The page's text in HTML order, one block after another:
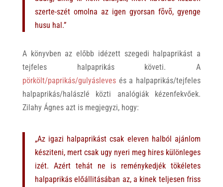
szerte-szét omolna az igen gyorsan fõvõ, gyenge
husu hal.”
A könyvben az előbb idézett szegedi halpaprikást a
tejfeles halpaprikás követi. A
pörkölt/paprikás/gulyáslevesés a halpaprikás/tejfeles
halpaprikás/halászlé közti analógiák kézenfekvőek.
Zilahy Ágnes azt is megjegyzi, hogy:
„Az igazi halpaprikást csak eleven halból ajánlom
késziteni, mert csak ugy nyeri meg hires különleges
izét. Azért tehát ne is reménykedjék tökéletes
halpaprikás előállitásában az, a kinek teljesen friss